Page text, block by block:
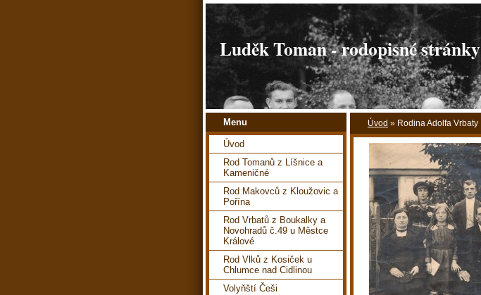
Luděk Toman - rodopisné stránky
Úvod » Rodina Adolfa Vrbaty
Menu
Úvod
Rod Tomanů z Líšnice a
Kameničné
Rod Makovců z Kloužovic a
Pořína
Rod Vrbatů z Boukalky a
Novohradů č.49 u Městce
Králové
Rod Vlků z Kosiček u
Chlumce nad Cidlinou
Volyňští Češi